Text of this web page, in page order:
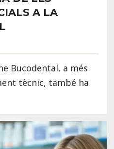
A LA
Bucodental, a més
tècnic, també ha